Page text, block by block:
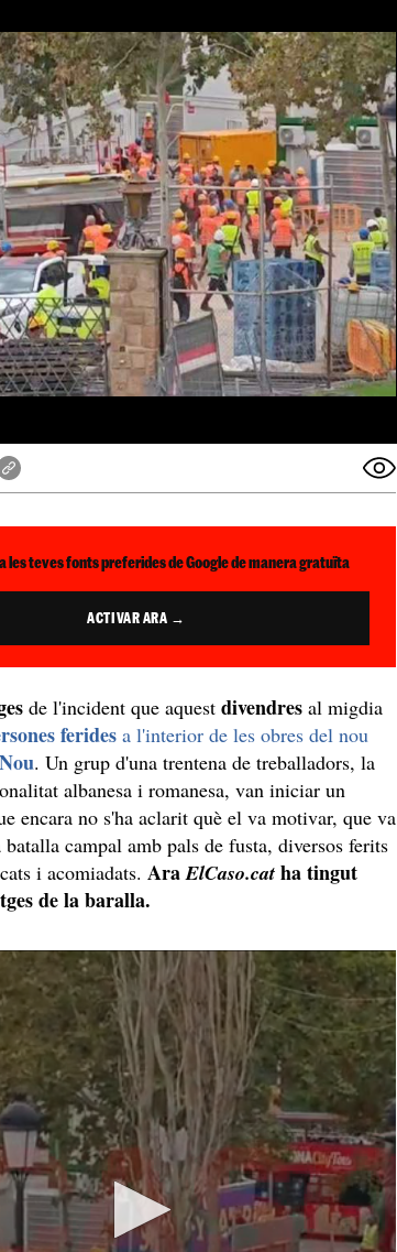
les teves fonts preferides de Google de manera gratuïta
ACTIVAR ARA →
de l'incident que aquestdivendres al migdia
ferides a l'interior de les obres del nou
. Un grup d'una trentena de treballadors, la
albanesa i romanesa, van iniciar un
encara no s'ha aclarit què el va motivar, que va
batalla campal amb pals de fusta, diversos ferits
i acomiadats.AraElCaso.cat ha tingut
de la baralla.